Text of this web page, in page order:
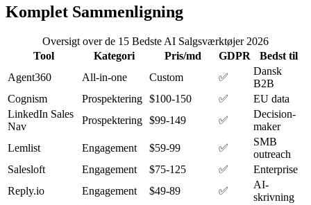
Komplet Sammenligning
Oversigt over de 15 Bedste AI Salgsværktøjer 2026
Tool
Kategori Pris/md GDPR
Bedst til
Agent360
All-in-one Custom ✅
Dansk
B2B
Cognism
Prospektering $100-150 ✅
EU data
LinkedIn Sales
Nav
Prospektering $99-149 ✅
Decision-
maker
Lemlist
Engagement $59-99 ✅
SMB
outreach
Salesloft
Engagement $75-125 ✅
Enterprise
Reply.io
Engagement $49-89 ✅
AI-
skrivning